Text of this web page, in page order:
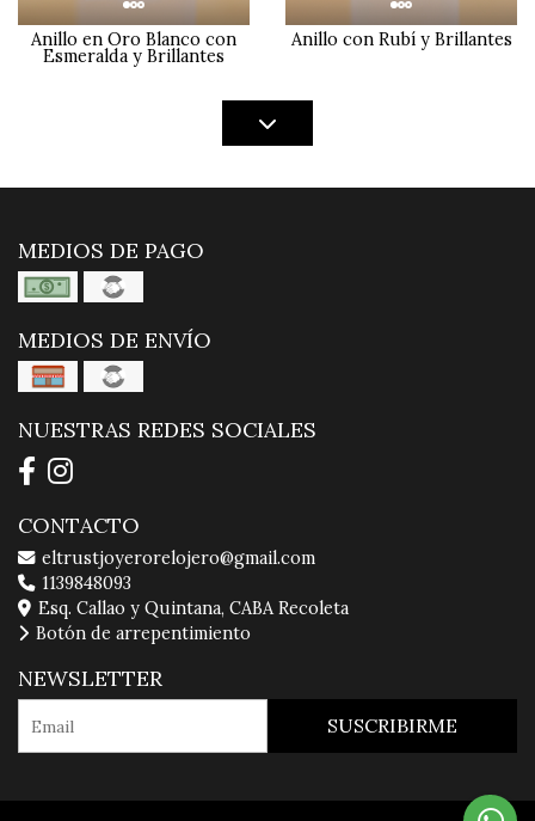
Anillo en Oro Blanco con
Esmeralda y Brillantes
Anillo con Rubí y Brillantes
MEDIOS DE PAGO
MEDIOS DE ENVÍO
NUESTRAS REDES SOCIALES
CONTACTO
eltrustjoyerorelojero@gmail.com
1139848093
Esq. Callao y Quintana, CABA Recoleta
Botón de arrepentimiento
NEWSLETTER
SUSCRIBIRME